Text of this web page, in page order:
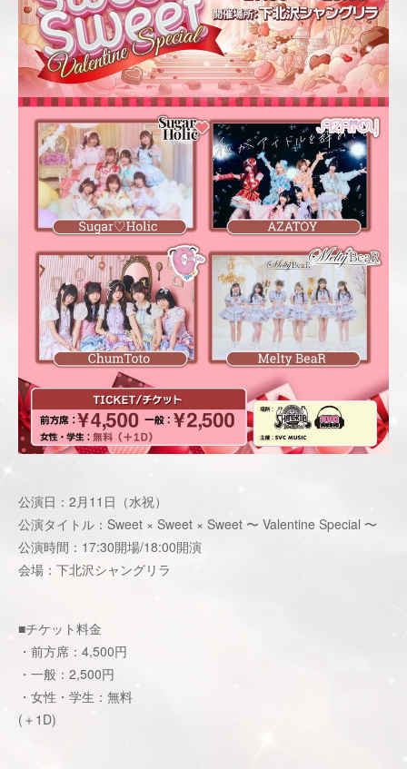
公演日：2月11日（水祝）
公演タイトル：Sweet × Sweet × Sweet 〜 Valentine Special 〜
公演時間：17:30開場/18:00開演
会場：下北沢シャングリラ
■チケット料金
・前方席：4,500円
・一般：2,500円
・女性・学生：無料
(＋1D)